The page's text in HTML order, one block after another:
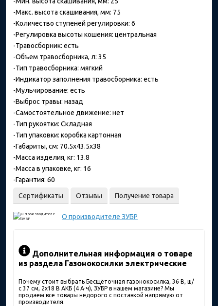
-Макс. высота скашивания, мм: 75
-Количество ступеней регулировки: 6
-Регулировка высоты кошения: центральная
-Травосборник: есть
-Объем травосборника, л: 35
-Тип травосборника: мягкий
-Индикатор заполнения травосборника: есть
-Мульчирование: есть
-Выброс травы: назад
-Самостоятельное движение: нет
-Тип рукоятки: Складная
-Тип упаковки: коробка картонная
-Габариты, см: 70.5x43.5x38
-Масса изделия, кг: 13.8
-Масса в упаковке, кг: 16
-Гарантия: 60
Сертификаты Отзывы Получение товара
О производителе ЗУБР
Дополнительная информация о товаре
из раздела Газонокосилки электрические
Почему стоит выбрать Бесщёточная газонокосилка, 36 В, ш/
с 37 см, 2х18 В АКБ (4 А·ч), ЗУБР в нашем магазине? Мы
продаем все товары недорого с поставкой напрямую от
производителя.